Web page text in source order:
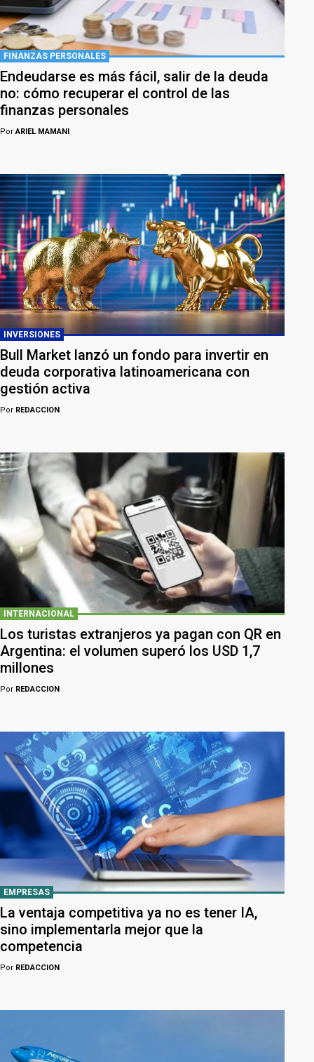
FINANZAS PERSONALES
Endeudarse es más fácil, salir de la deuda
no: cómo recuperar el control de las
finanzas personales
PorARIEL MAMANI
INVERSIONES
Bull Market lanzó un fondo para invertir en
deuda corporativa latinoamericana con
gestión activa
Por REDACCION
INTERNACIONAL
Los turistas extranjeros ya pagan con QR en
Argentina: el volumen superó los USD 1,7
millones
Por REDACCION
EMPRESAS
La ventaja competitiva ya no es tener IA,
sino implementarla mejor que la
competencia
Por REDACCION